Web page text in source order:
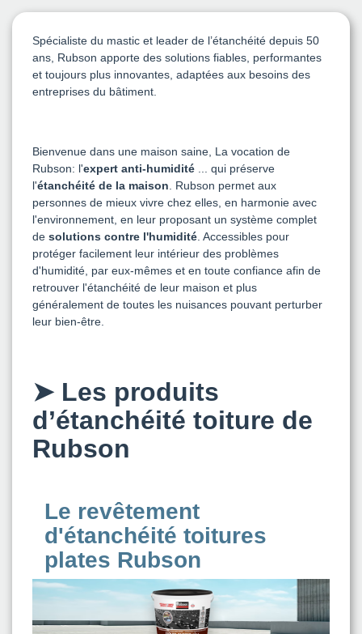
Spécialiste du mastic et leader de l’étanchéité depuis 50
ans, Rubson apporte des solutions fiables, performantes
et toujours plus innovantes, adaptées aux besoins des
entreprises du bâtiment.
Bienvenue dans une maison saine, La vocation de
Rubson: l'expert anti-humidité
... qui préserve
l'étanchéité de la maison . Rubson permet aux
personnes de mieux vivre chez elles, en harmonie avec
l'environnement, en leur proposant un système complet
de solutions contre l'humidité . Accessibles pour
protéger facilement leur intérieur des problèmes
d'humidité, par eux-mêmes et en toute confiance afin de
retrouver l'étanchéité de leur maison et plus
généralement de toutes les nuisances pouvant perturber
leur bien-être.
➤ Les produits
d’étanchéité toiture de
Rubson
Le revêtement
d'étanchéité toitures
plates Rubson